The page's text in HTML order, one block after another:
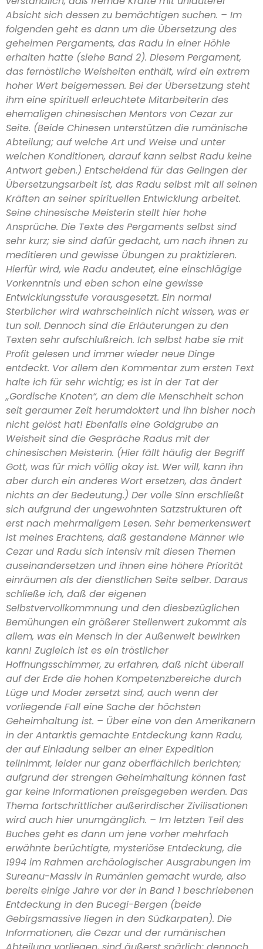
Absicht sich dessen zu bemächtigen suchen. – Im
folgenden geht es dann um die Übersetzung des
geheimen Pergaments, das Radu in einer Höhle
erhalten hatte (siehe Band 2). Diesem Pergament,
das fernöstliche Weisheiten enthält, wird ein extrem
hoher Wert beigemessen. Bei der Übersetzung steht
ihm eine spirituell erleuchtete Mitarbeiterin des
ehemaligen chinesischen Mentors von Cezar zur
Seite. (Beide Chinesen unterstützen die rumänische
Abteilung; auf welche Art und Weise und unter
welchen Konditionen, darauf kann selbst Radu keine
Antwort geben.) Entscheidend für das Gelingen der
Übersetzungsarbeit ist, das Radu selbst mit all seinen
Kräften an seiner spirituellen Entwicklung arbeitet.
Seine chinesische Meisterin stellt hier hohe
Ansprüche. Die Texte des Pergaments selbst sind
sehr kurz; sie sind dafür gedacht, um nach ihnen zu
meditieren und gewisse Übungen zu praktizieren.
Hierfür wird, wie Radu andeutet, eine einschlägige
Vorkenntnis und eben schon eine gewisse
Entwicklungsstufe vorausgesetzt. Ein normal
Sterblicher wird wahrscheinlich nicht wissen, was er
tun soll. Dennoch sind die Erläuterungen zu den
Texten sehr aufschlußreich. Ich selbst habe sie mit
Profit gelesen und immer wieder neue Dinge
entdeckt. Vor allem den Kommentar zum ersten Text
halte ich für sehr wichtig; es ist in der Tat der
„Gordische Knoten“, an dem die Menschheit schon
seit geraumer Zeit herumdoktert und ihn bisher noch
nicht gelöst hat! Ebenfalls eine Goldgrube an
Weisheit sind die Gespräche Radus mit der
chinesischen Meisterin. (Hier fällt häufig der Begriff
Gott, was für mich völlig okay ist. Wer will, kann ihn
aber durch ein anderes Wort ersetzen, das ändert
nichts an der Bedeutung.) Der volle Sinn erschließt
sich aufgrund der ungewohnten Satzstrukturen oft
erst nach mehrmaligem Lesen. Sehr bemerkenswert
ist meines Erachtens, daß gestandene Männer wie
Cezar und Radu sich intensiv mit diesen Themen
auseinandersetzen und ihnen eine höhere Priorität
einräumen als der dienstlichen Seite selber. Daraus
schließe ich, daß der eigenen
Selbstvervollkommnung und den diesbezüglichen
Bemühungen ein größerer Stellenwert zukommt als
allem, was ein Mensch in der Außenwelt bewirken
kann! Zugleich ist es ein tröstlicher
Hoffnungsschimmer, zu erfahren, daß nicht überall
auf der Erde die hohen Kompetenzbereiche durch
Lüge und Moder zersetzt sind, auch wenn der
vorliegende Fall eine Sache der höchsten
Geheimhaltung ist. – Über eine von den Amerikanern
in der Antarktis gemachte Entdeckung kann Radu,
der auf Einladung selber an einer Expedition
teilnimmt, leider nur ganz oberflächlich berichten;
aufgrund der strengen Geheimhaltung können fast
gar keine Informationen preisgegeben werden. Das
Thema fortschrittlicher außerirdischer Zivilisationen
wird auch hier unumgänglich. – Im letzten Teil des
Buches geht es dann um jene vorher mehrfach
erwähnte berüchtigte, mysteriöse Entdeckung, die
1994 im Rahmen archäologischer Ausgrabungen im
Sureanu-Massiv in Rumänien gemacht wurde, also
bereits einige Jahre vor der in Band 1 beschriebenen
Entdeckung in den Bucegi-Bergen (beide
Gebirgsmassive liegen in den Südkarpaten). Die
Informationen, die Cezar und der rumänischen